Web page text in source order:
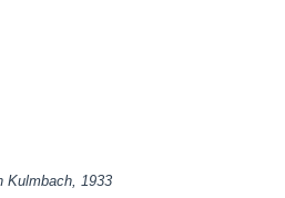
Kulmbach, 1933